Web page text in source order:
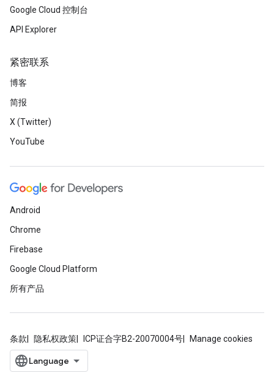
Google Cloud 控制台
API Explorer
紧密联系
博客
简报
X (Twitter)
YouTube
Android
Chrome
Firebase
Google Cloud Platform
所有产品
条款 隐私权政策 ICP证合字B2-20070004号 Manage cookies